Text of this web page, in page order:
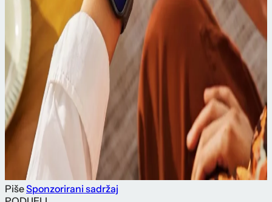
PišeSponzorirani sadržaj